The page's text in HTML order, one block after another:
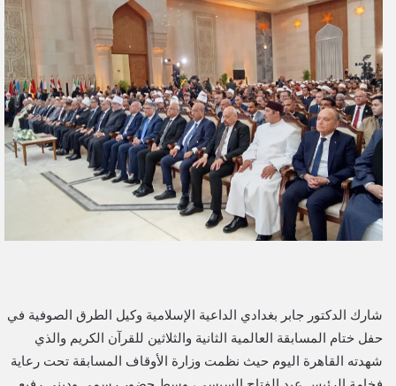
ب
ر
د
ا
إ
ك
ت
شارك الدكتور جابر بغدادي الداعية الإسلامية وكيل الطرق الصوفية في
حفل ختام المسابقة العالمية الثانية والثلاثين للقرآن الكريم والذي
شهدته القاهرة اليوم حيث نظمت وزارة الأوقاف المسابقة تحت رعاية